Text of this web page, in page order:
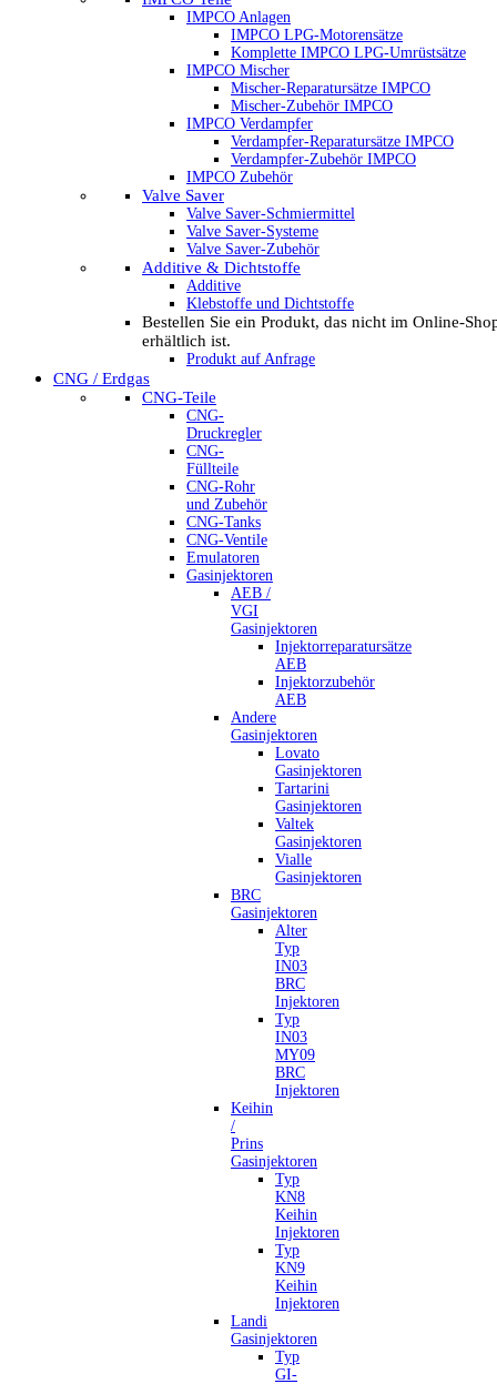
IMPCO Anlagen
IMPCO LPG-Motorensätze
Komplette IMPCO LPG-Umrüstsätze
IMPCO Mischer
Mischer-Reparatursätze IMPCO
Mischer-Zubehör IMPCO
IMPCO Verdampfer
Verdampfer-Reparatursätze IMPCO
Verdampfer-Zubehör IMPCO
IMPCO Zubehör
Valve Saver
Valve Saver-Schmiermittel
Valve Saver-Systeme
Valve Saver-Zubehör
Additive & Dichtstoffe
Additive
Klebstoffe und Dichtstoffe
Bestellen Sie ein Produkt, das nicht im Online-
erhältlich ist.
Produkt auf Anfrage
CNG / Erdgas
CNG-Teile
CNG-
Druckregler
CNG-
Füllteile
CNG-Rohr
und Zubehör
CNG-Tanks
CNG-Ventile
Emulatoren
Gasinjektoren
AEB /
VGI
Gasinjektoren
Injektorreparatursätze
AEB
Injektorzubehör
AEB
Andere
Gasinjektoren
Lovato
Gasinjektoren
Tartarini
Gasinjektoren
Valtek
Gasinjektoren
Vialle
Gasinjektoren
BRC
Gasinjektoren
Alter
Typ
IN03
BRC
Injektoren
Typ
IN03
MY09
BRC
Injektoren
Keihin
/
Prins
Gasinjektoren
Typ
KN8
Keihin
Injektoren
Typ
KN9
Keihin
Injektoren
Landi
Gasinjektoren
Typ
GI-